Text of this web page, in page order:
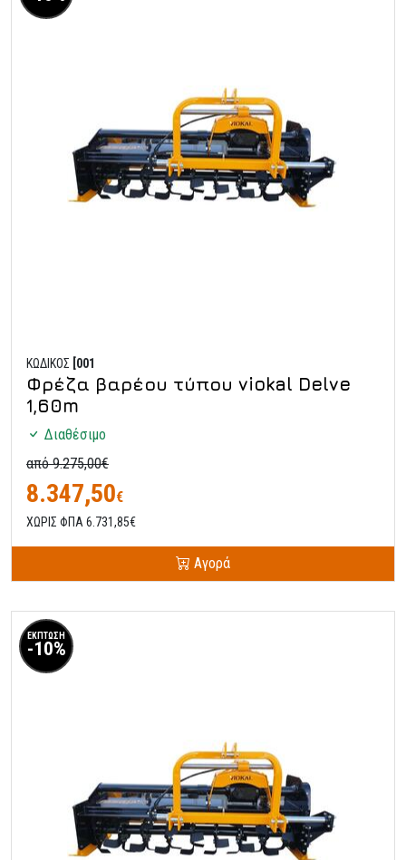
ΚΩΔΙΚΟΣ [001
Φρέζα βαρέου τύπου viokal Delve
1,60m
Διαθέσιμο
από 9.275,00€
8.347,50€
ΧΩΡΙΣ ΦΠΑ 6.731,85€
Αγορά
ΕΚΠΤΩΣΗ
-10%